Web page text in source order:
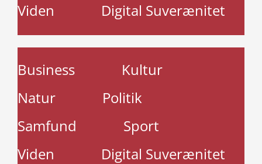
Viden
Digital Suverænitet
Business
Kultur
Natur
Politik
Samfund
Sport
Viden
Digital Suverænitet